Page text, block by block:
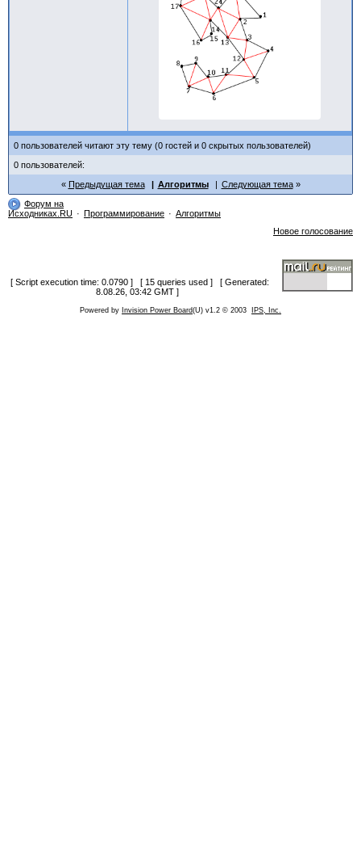
0 пользователей читают эту тему (0 гостей и 0 скрытых пользователей)
0 пользователей:
Предыдущая тема
Алгоритмы
Следующая тема
Форум на
Исходниках.RU
Программирование
Алгоритмы
Новое голосование
[ Script execution time: 0.0790 ] [ 15 queries used ] [ Generated:
8.08.26, 03:42 GMT ]
Powered by Invision Power Board(U) v1.2 © 2003 IPS, Inc.